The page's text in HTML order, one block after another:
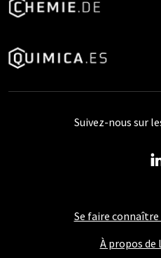
Se faire connaître
À propos de
Suivez-nous sur